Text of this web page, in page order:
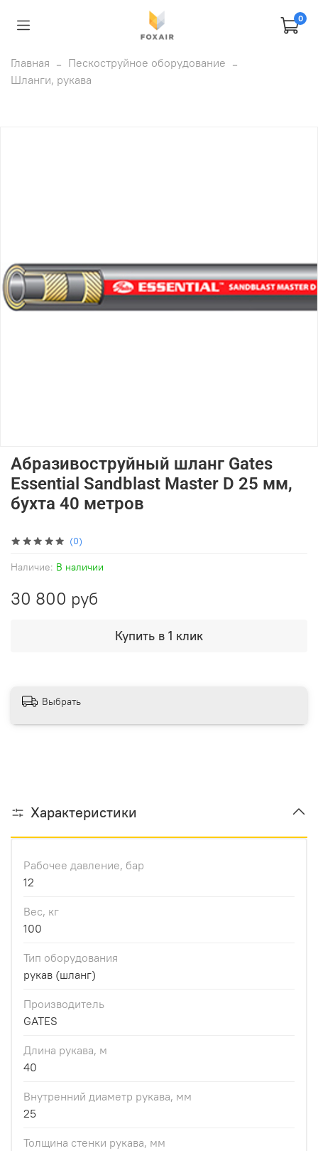
0
Главная
Пескоструйное оборудование
Шланги, рукава
(0)
Наличие: В наличии
Абразивоструйный шланг Gates
Essential Sandblast Master D 25 мм,
бухта 40 метров
30 800 руб
Купить в 1 клик
Выбрать
Характеристики
Рабочее давление, бар
12
Вес, кг
100
Тип оборудования
рукав (шланг)
Производитель
GATES
Длина рукава, м
40
Внутренний диаметр рукава, мм
25
Толщина стенки рукава, мм